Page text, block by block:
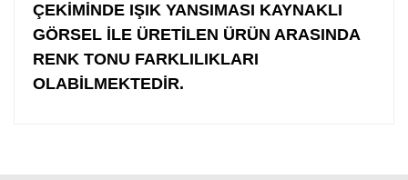
ÇEKİMİNDE IŞIK YANSIMASI KAYNAKLI
GÖRSEL İLE ÜRETİLEN ÜRÜN ARASINDA
RENK TONU FARKLILIKLARI
OLABİLMEKTEDİR.